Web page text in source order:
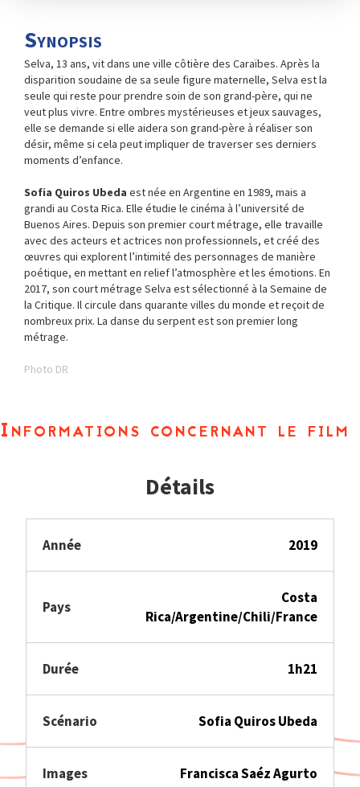
Synopsis
Selva, 13 ans, vit dans une ville côtière des Caraïbes. Après la
disparition soudaine de sa seule figure maternelle, Selva est la
seule qui reste pour prendre soin de son grand-père, qui ne
veut plus vivre. Entre ombres mystérieuses et jeux sauvages,
elle se demande si elle aidera son grand-père à réaliser son
désir, même si cela peut impliquer de traverser ses derniers
moments d’enfance.
Sofia Quiros Ubeda est née en Argentine en 1989, mais a
grandi au Costa Rica. Elle étudie le cinéma à l’université de
Buenos Aires. Depuis son premier court métrage, elle travaille
avec des acteurs et actrices non professionnels, et créé des
œuvres qui explorent l’intimité des personnages de manière
poétique, en mettant en relief l’atmosphère et les émotions. En
2017, son court métrage Selva est sélectionné à la Semaine de
la Critique. Il circule dans quarante villes du monde et reçoit de
nombreux prix. La danse du serpent est son premier long
métrage.
Photo DR
Informations concernant le film
Détails
Année 2019
Pays
Costa
Rica/Argentine/Chili/France
Durée 1h21
Scénario Sofia Quiros Ubeda
Images Francisca Saéz Agurto